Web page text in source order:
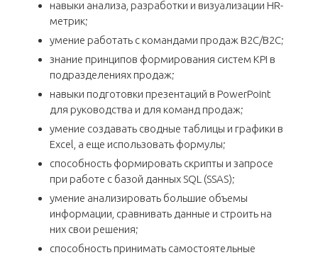
навыки анализа, разработки и визуализации HR-
метрик;
умение работать с командами продаж В2С/В2С;
знание принципов формирования систем KPI в
подразделениях продаж;
навыки подготовки презентаций в PowerPoint
для руководства и для команд продаж;
умение создавать сводные таблицы и графики в
Excel, а еще использовать формулы;
способность формировать скрипты и запросе
при работе с базой данных SQL (SSAS);
умение анализировать большие объемы
информации, сравнивать данные и строить на
них свои решения;
способность принимать самостоятельные